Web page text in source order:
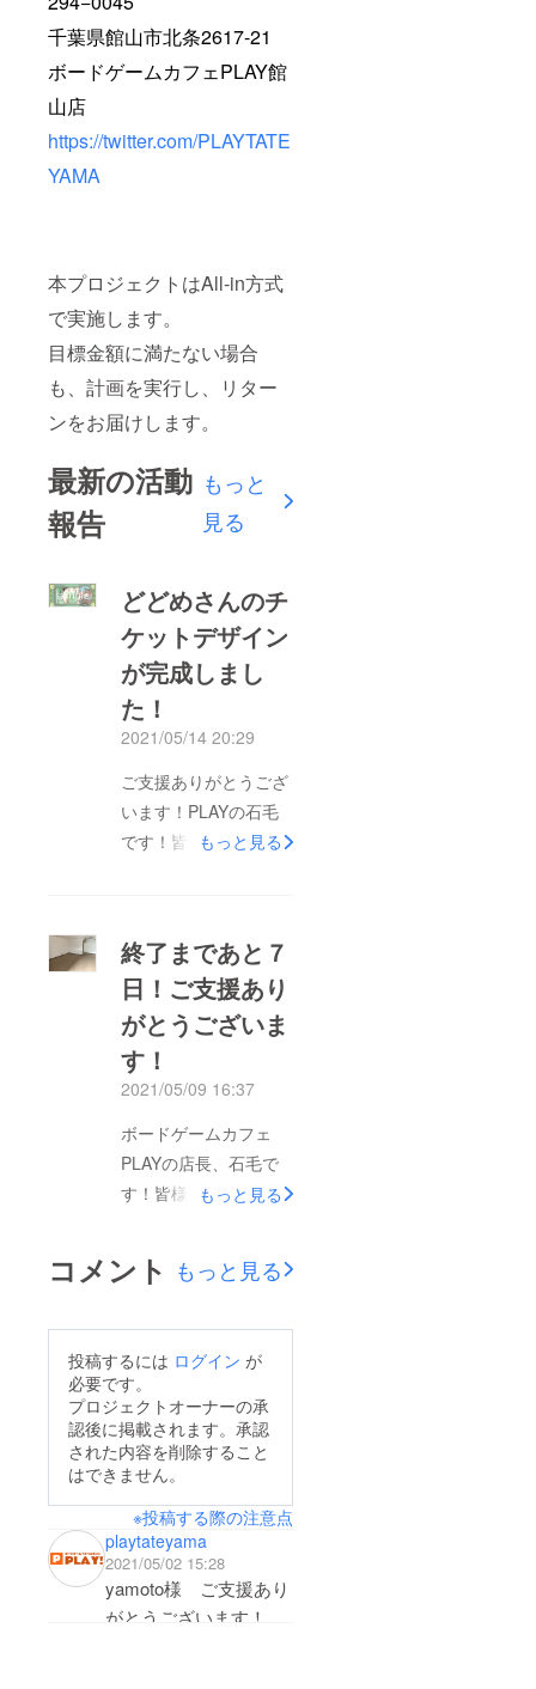
千葉県館山市北条2617-21
ボードゲームカフェPLAY館
山店
https://twitter.com/PLAYTATE
YAMA
本プロジェクトはAll-in方式
で実施します。
目標金額に満たない場合
も、計画を実行し、リター
ンをお届けします。
最新の活動
報告
もっと
見る
どどめさんのチ
ケットデザイン
が完成しまし
た！
2021/05/14 20:29
ご支援ありがとうござ
います！PLAYの石毛
です！皆様に110％還
ザインはデザイン/ど
どめ さん 校正/別府
さい さんの強力タッ
グ！どどめさんは今回
の依頼に関して「願っ
」と熱いメッセージを
頂きました！別府さい
さんからは、「ぜひご
せ！ 」と快い言葉を
頂きまして、ボード
二大巨頭からの暖かい
ご支援に、スタッフ一
同感激しておりま
す…！いよいよクラウ
ドファンディング終了
宜しくお願いいたしま
す！
もっと見る
終了まであと７
日！ご支援あり
がとうございま
す！
2021/05/09 16:37
ボードゲームカフェ
PLAYの店長、石毛で
す！皆様のご支援、暖
日々ボードゲームを楽
しんでおります！成田
入を開始しました！18
日以降でネギトロさん
とこつこつ作っていく
予定です。（成田の鰻
か手伝ってくれるか
な？笑）ネギトロさん
手書きの店内図面店内
配置図です。右側が販
もっと見る
コメント もっと見る
投稿するには ログイン が
必要です。
プロジェクトオーナーの承
認後に掲載されます。承認
された内容を削除すること
はできません。
※投稿する際の注意点
playtateyama
2021/05/02 15:28
yamoto様 ご支援あり
がとうございます！